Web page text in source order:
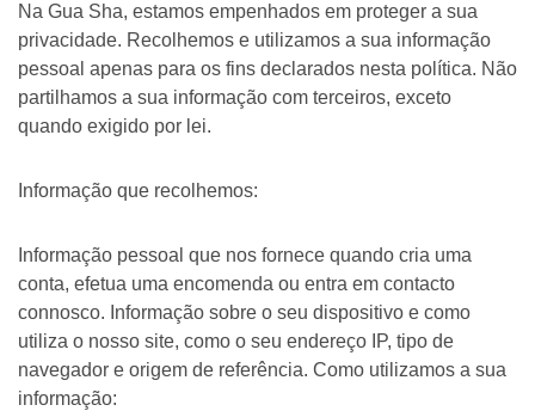
Na Gua Sha, estamos empenhados em proteger a sua
privacidade. Recolhemos e utilizamos a sua informação
pessoal apenas para os fins declarados nesta política. Não
partilhamos a sua informação com terceiros, exceto
quando exigido por lei.
Informação que recolhemos:
Informação pessoal que nos fornece quando cria uma
conta, efetua uma encomenda ou entra em contacto
connosco. Informação sobre o seu dispositivo e como
utiliza o nosso site, como o seu endereço IP, tipo de
navegador e origem de referência. Como utilizamos a sua
informação: